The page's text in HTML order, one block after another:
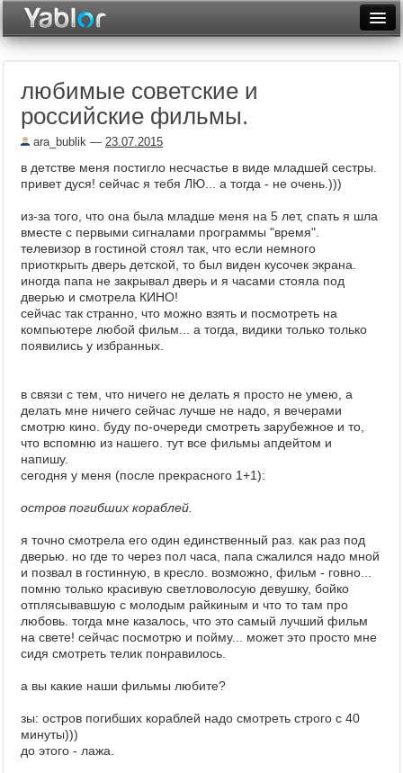
Неделя
Месяц
Фототоп
Видеотоп
любимые советские и
российские фильмы.
ara_bublik — 23.07.2015
в детстве меня постигло несчастье в виде младшей сестры.
привет дуся! сейчас я тебя ЛЮ... а тогда - не очень.)))
из-за того, что она была младше меня на 5 лет, спать я шла
вместе с первыми сигналами программы "время".
телевизор в гостиной стоял так, что если немного
приоткрыть дверь детской, то был виден кусочек экрана.
иногда папа не закрывал дверь и я часами стояла под
дверью и смотрела КИНО!
сейчас так странно, что можно взять и посмотреть на
компьютере любой фильм... а тогда, видики только только
появились у избранных.
в связи с тем, что ничего не делать я просто не умею, а
делать мне ничего сейчас лучше не надо, я вечерами
смотрю кино. буду по-очереди смотреть зарубежное и то,
что вспомню из нашего. тут все фильмы апдейтом и
напишу.
сегодня у меня (после прекрасного 1+1):
остров погибших кораблей.
я точно смотрела его один единственный раз. как раз под
дверью. но где то через пол часа, папа сжалился надо мной
и позвал в гостинную, в кресло. возможно, фильм - говно...
помню только красивую светловолосую девушку, бойко
отплясывавшую с молодым райкиным и что то там про
любовь. тогда мне казалось, что это самый лучший фильм
на свете! сейчас посмотрю и пойму... может это просто мне
сидя смотреть телик понравилось.
а вы какие наши фильмы любите?
зы: остров погибших кораблей надо смотреть строго с 40
минуты)))
до этого - лажа.